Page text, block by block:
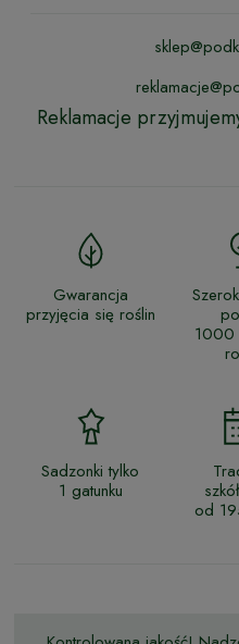
Reklamacje
Gwarancja
przyjęcia się roślin
1000
Sadzonki tylko
1 gatunku
od